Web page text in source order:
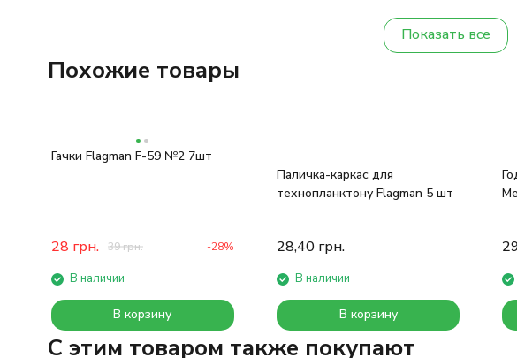
Показать все
Похожие товары
Гачки Flagman F-59 №2 7шт
28 грн. 39грн. -28%
В наличии
В корзину
Паличка-каркас для
технопланктону Flagman 5 шт
28,40 грн.
В наличии
В корзину
C этим товаром также покупают